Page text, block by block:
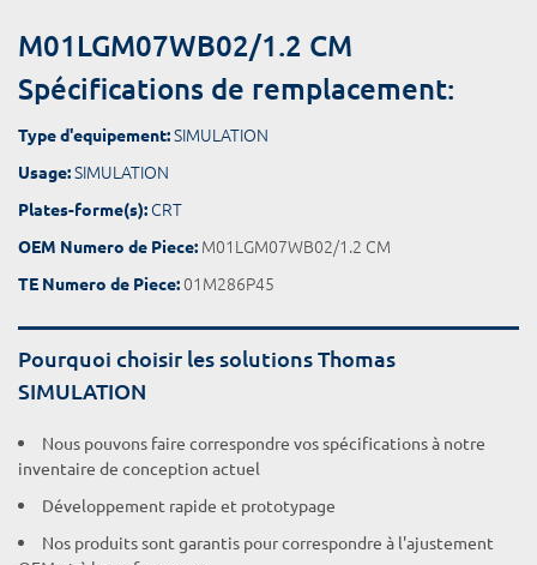
M01LGM07WB02/1.2 CM
Spécifications de remplacement:
Type d'equipement:SIMULATION
Usage:SIMULATION
Plates-forme(s): CRT
OEM Numero de Piece: M01LGM07WB02/1.2 CM
TE Numero de Piece:01M286P45
Pourquoi choisir les solutions Thomas
SIMULATION
Nous pouvons faire correspondre vos spécifications à notre
inventaire de conception actuel
Développement rapide et prototypage
Nos produits sont garantis pour correspondre à l'ajustement